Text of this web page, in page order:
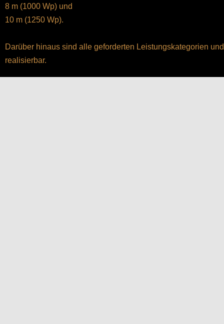
8 m (1000 Wp) und
10 m (1250 Wp).
Darüber hinaus sind alle geforderten Leistungskategorien
realisierbar.